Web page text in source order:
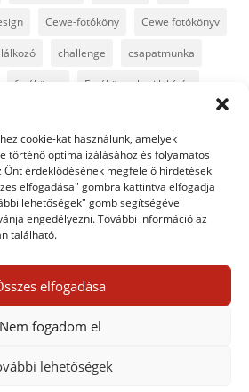
cookie-kat használunk, amelyek
történő optimalizálásához és folyamatos
érdeklődésének megfelelő hirdetések
elfogadása" gombra kattintva elfogadja
lehetőségek" gomb segítségével
engedélyezni. További információ az
található.
elfogadása
Nem fogadom el
lehetőségek
Cewe-fotóköny Cewe fotókönyv
challenge csapatmunka
fotókönyv Fotókönyv heti kihívás
karácsony
naptár path
alapok Photoshop CC
tippek, trükkök Postworkshop
retusálás